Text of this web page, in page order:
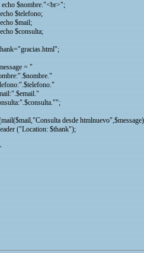
$nombre."<br>";
$telefono;
$mail;
$consulta;
= "
desde
("Location: $thank");